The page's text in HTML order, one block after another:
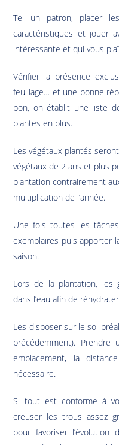
Tel un patron, placer
caractéristiques et jouer
intéressante et qui vous
Vérifier la présence
feuillage… et une bonne
bon, on établit une liste
plantes en plus.
Les végétaux plantés
végétaux de 2 ans et plus
plantation contrairement
multiplication de l’année.
Une fois toutes les
exemplaires puis apporter
saison.
Lors de la plantation, les
dans l’eau afin de
Les disposer sur le sol
précédemment).
emplacement, la
nécessaire.
Si tout est conforme à
creuser les trous assez
pour favoriser